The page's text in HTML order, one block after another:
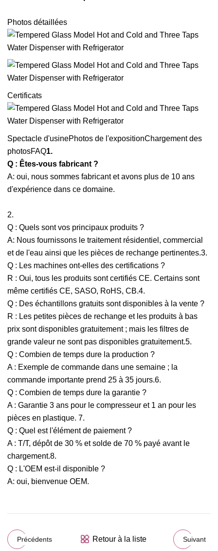
Photos détaillées
Certificats
Spectacle d'usinePhotos de l'expositionChargement des
photosFAQ1.
Q : Êtes-vous fabricant ?
A: oui, nous sommes fabricant et avons plus de 10 ans
d'expérience dans ce domaine.
2.
Q : Quels sont vos principaux produits ?
A: Nous fournissons le traitement résidentiel, commercial
et de l'eau ainsi que les pièces de rechange pertinentes.3.
Q : Les machines ont-elles des certifications ?
R : Oui, tous les produits sont certifiés CE. Certains sont
même certifiés CE, SASO, RoHS, CB.4.
Q : Des échantillons gratuits sont disponibles à la vente ?
R : Les petites pièces de rechange et les produits à bas
prix sont disponibles gratuitement ; mais les filtres de
grande valeur ne sont pas disponibles gratuitement.5.
Q : Combien de temps dure la production ?
A : Exemple de commande dans une semaine ; la
commande importante prend 25 à 35 jours.6.
Q : Combien de temps dure la garantie ?
A : Garantie 3 ans pour le compresseur et 1 an pour les
pièces en plastique. 7.
Q : Quel est l'élément de paiement ?
A : T/T, dépôt de 30 % et solde de 70 % payé avant le
chargement.8.
Q : L'OEM est-il disponible ?
A: oui, bienvenue OEM.
Précédents Retour à la liste Suivant